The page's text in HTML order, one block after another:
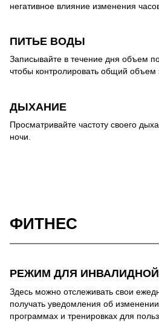
негативное влияние изменения
ПИТЬЕ ВОДЫ
Записывайте в течение дня объем
чтобы контролировать общий объем
ДЫХАНИЕ
Просматривайте частоту своего
ночи.
ФИТНЕС
РЕЖИМ ДЛЯ
Здесь можно отслеживать свои
получать уведомления об
программах и тренировках для